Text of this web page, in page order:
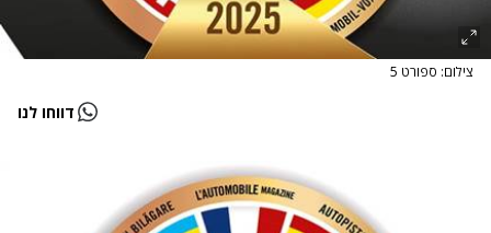
צילום: ספורט 5
דווחו לנו